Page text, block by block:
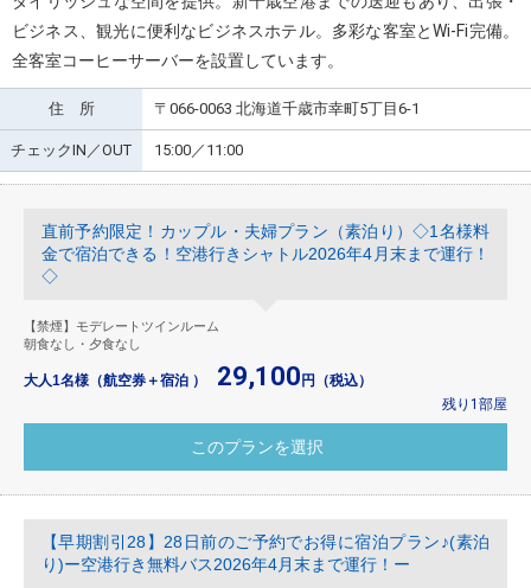
ビジネス、観光に便利なビジネスホテル。多彩な客室とWi-Fi完備。
全客室コーヒーサーバーを設置しています。
住 所 〒066-0063 北海道千歳市幸町5丁目6-1
チェックIN／OUT 15:00／11:00
直前予約限定！カップル・夫婦プラン（素泊り）◇1名様料
金で宿泊できる！空港行きシャトル2026年4月末まで運行！
◇
【禁煙】モデレートツインルーム
朝食なし・夕食なし
大人1名様（航空券＋宿泊 ） 29,100 円（税込）
残り1部屋
【早期割引28】28日前のご予約でお得に宿泊プラン♪(素泊
り)ー空港行き無料バス2026年4月末まで運行！ー